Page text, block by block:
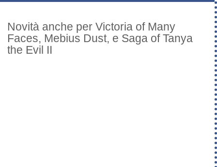
Novità anche per Victoria of Many
Faces, Mebius Dust, e Saga of Tanya
the Evil II